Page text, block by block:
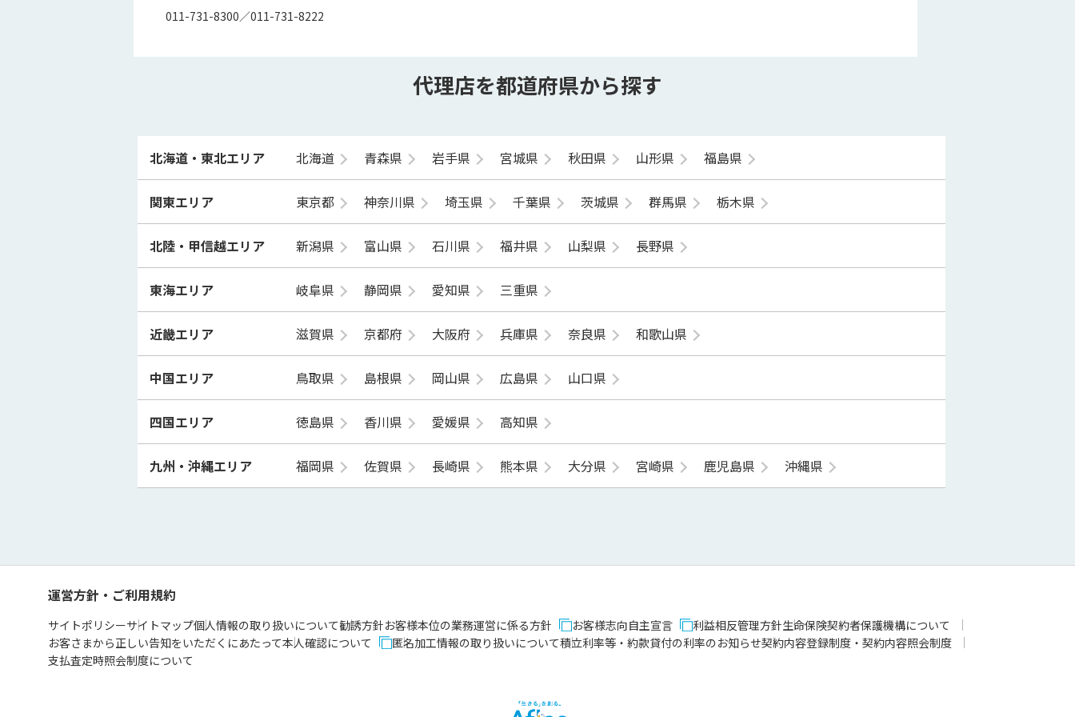
011-731-8300／011-731-8222
代理店を都道府県から探す
北海道・東北エリア 北海道 青森県 岩手県 宮城県 秋田県 山形県 福島県
関東エリア 東京都 神奈川県 埼玉県 千葉県 茨城県 群馬県 栃木県
北陸・甲信越エリア 新潟県 富山県 石川県 福井県 山梨県 長野県
東海エリア 岐阜県 静岡県 愛知県 三重県
近畿エリア 滋賀県 京都府 大阪府 兵庫県 奈良県 和歌山県
中国エリア 鳥取県 島根県 岡山県 広島県 山口県
四国エリア 徳島県 香川県 愛媛県 高知県
九州・沖縄エリア 福岡県 佐賀県 長崎県 熊本県 大分県 宮崎県 鹿児島県 沖縄県
運営方針・ご利用規約
サイトポリシーサイトマップ個人情報の取り扱いについて勧誘方針お客様本位の業務運営に係る方針 お客様志向自主宣言 利益相反管理方針生命保険契約者保護機構について
お客さまから正しい告知をいただくにあたって本人確認について 匿名加工情報の取り扱いについて積立利率等・約款貸付の利率のお知らせ契約内容登録制度・契約内容照会制度
支払査定時照会制度について